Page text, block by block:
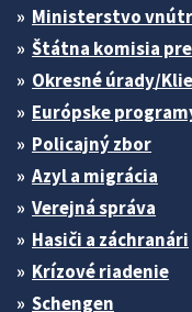
Ministerstvo
Štátna komisia
Okresné úrady/
Európske
Policajný zbor
Azyl a migrácia
Verejná správa
Hasiči a záchranári
Krízové riadenie
Schengen